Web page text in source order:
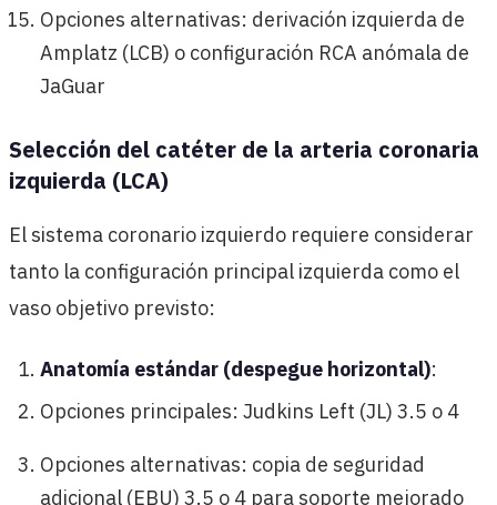
Opciones alternativas: derivación izquierda de
Amplatz (LCB) o configuración RCA anómala de
JaGuar
Selección del catéter de la arteria coronaria
izquierda (LCA)
El sistema coronario izquierdo requiere considerar
tanto la configuración principal izquierda como el
vaso objetivo previsto:
Anatomía estándar (despegue horizontal):
Opciones principales: Judkins Left (JL) 3.5 o 4
Opciones alternativas: copia de seguridad
adicional (EBU) 3.5 o 4 para soporte mejorado